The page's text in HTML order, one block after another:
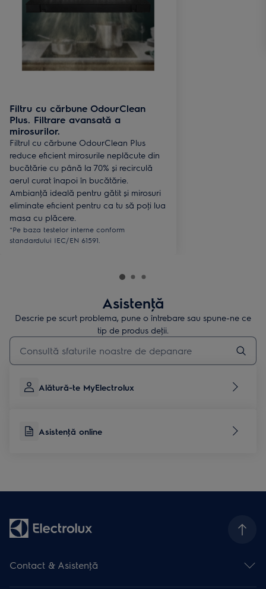
Filtru cu cărbune OdourClean
Plus. Filtrare avansată a
mirosurilor.
Filtrul cu cărbune OdourClean Plus
reduce eficient mirosurile neplăcute din
bucătărie cu până la 70% și recirculă
aerul curat înapoi în bucătărie.
Ambianţă ideală pentru gătit și mirosuri
eliminate eficient pentru ca tu să poţi lua
masa cu plăcere.
*Pe baza testelor interne conform
standardului IEC/EN 61591.
Asistenţă
Descrie pe scurt problema, pune o întrebare sau spune-ne ce
tip de produs deţii.
Type to search for support articles
Alătură-te MyElectrolux
Asistenţă online
Contact & Asistenţă